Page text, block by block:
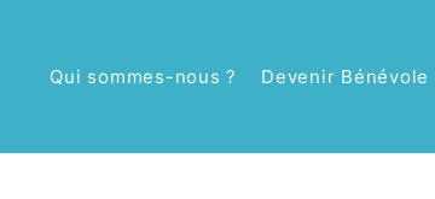
Qui sommes-nous ? Devenir Bénévole